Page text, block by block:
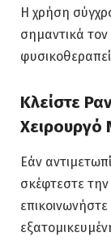
Η χρήση
σημαντικά τον
Κλείστε
Χειρουργό
Εάν
σκέφτεστε